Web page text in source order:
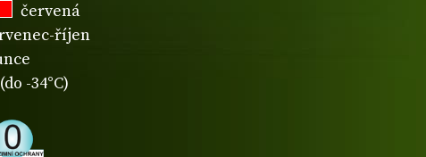
červená
říjen
-34°C)